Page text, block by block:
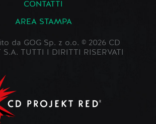
CONTATTI
AREA STAMPA
da GOG Sp. z o.o. © 2026 CD
S.A. TUTTI I DIRITTI RISERVATI